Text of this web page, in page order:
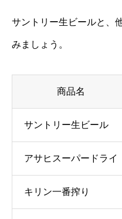
サントリー生ビールと、
みましょう。
商品名
サントリー生ビール
アサヒスーパードライ
キリン一番搾り